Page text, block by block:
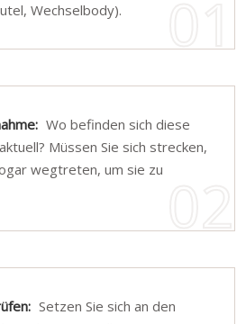
Wechselbody).
Wo befinden sich diese
Müssen Sie sich strecken,
wegtreten, um sie zu
Setzen Sie sich an den